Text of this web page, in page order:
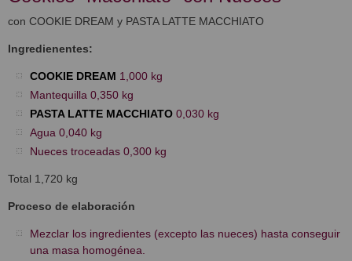
con COOKIE DREAM y PASTA LATTE MACCHIATO
Ingredienentes:
COOKIE DREAM 1,000 kg
Mantequilla 0,350 kg
PASTA LATTE MACCHIATO 0,030 kg
Agua 0,040 kg
Nueces troceadas 0,300 kg
Total 1,720 kg
Proceso de elaboración
Mezclar los ingredientes (excepto las nueces) hasta conseguir
una masa homogénea.